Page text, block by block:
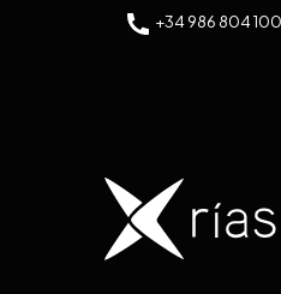
+34 986 804